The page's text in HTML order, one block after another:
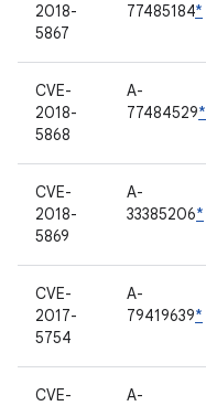
2018-
5867
77485184*
CVE-
2018-
5868
A-
77484529*
CVE-
2018-
5869
A-
33385206*
CVE-
2017-
5754
A-
79419639*
CVE-
A-